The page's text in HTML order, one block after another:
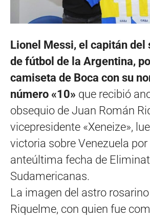
Lionel Messi, el capitán del
de fútbol de la Argentina,
camiseta de Boca con su
número «10» que recibió
obsequio de Juan Román
vicepresidente «Xeneize»,
victoria sobre Venezuela por
anteúltima fecha de
Sudamericanas.
La imagen del astro
Riquelme, con quien fue